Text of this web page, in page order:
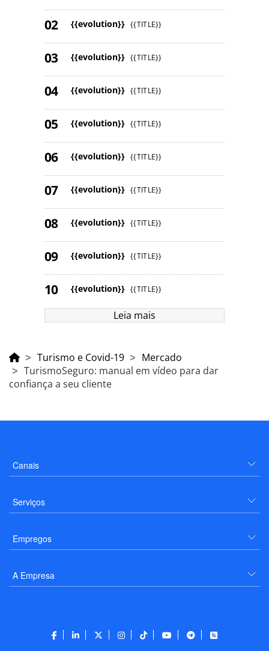
{{evolution}} {{TITLE}}
{{evolution}} {{TITLE}}
{{evolution}} {{TITLE}}
{{evolution}} {{TITLE}}
{{evolution}} {{TITLE}}
{{evolution}} {{TITLE}}
{{evolution}} {{TITLE}}
{{evolution}} {{TITLE}}
{{evolution}} {{TITLE}}
Leia mais
Turismo e Covid-19
Mercado
TurismoSeguro: manual em vídeo para dar
confiança a seu cliente
Canais
Serviços
Empregos
A Empresa